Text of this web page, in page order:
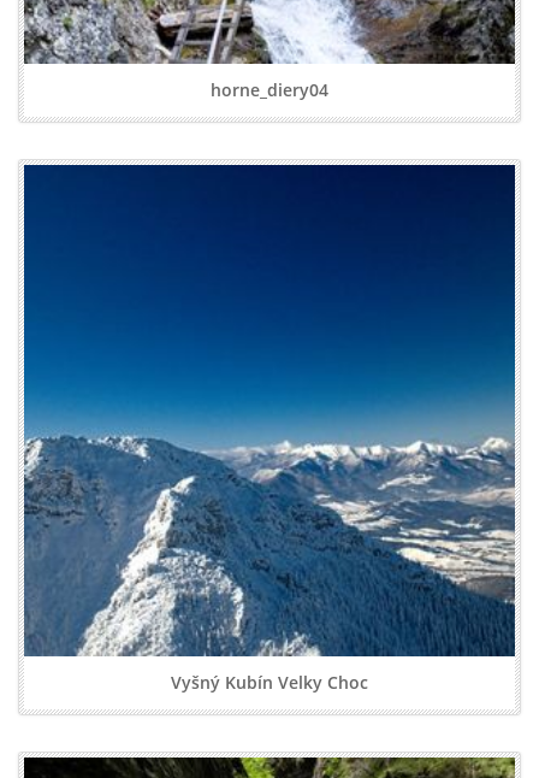
horne_diery04
Vyšný Kubín Velky Choc